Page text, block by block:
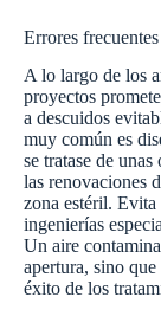
Errores
A lo largo de los
proyectos
a descuidos
muy común es
se tratase de
las renovaciones
zona estéril.
ingenierías
Un aire
apertura, sino
éxito de los